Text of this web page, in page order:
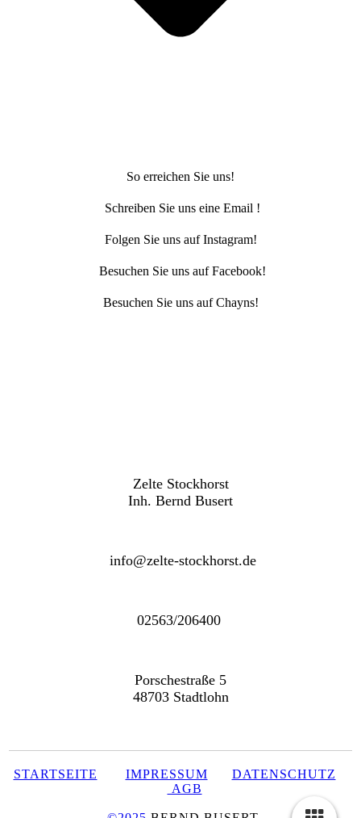
So erreichen Sie uns!
Schreiben Sie uns eine Email !
Folgen Sie uns auf Instagram!
Besuchen Sie uns auf Facebook!
Besuchen Sie uns auf Chayns!
Zelte Stockhorst
Inh. Bernd Busert
info@zelte-stockhorst.de
02563/206400
Porschestraße 5
48703 Stadtlohn
STARTSEITE IMPRESSUM
DATENSCHUTZ
AGB